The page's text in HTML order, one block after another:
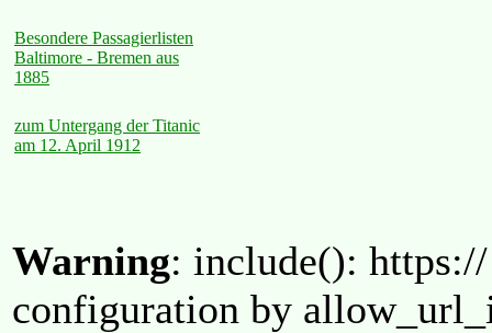
Besondere Passagierlisten
Baltimore - Bremen aus
1885
zum Untergang der Titanic
am 12. April 1912
Warning: include():
configuration by